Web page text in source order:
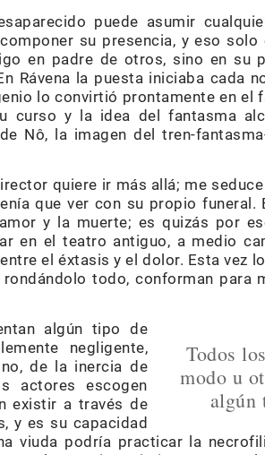
puede asumir
su presencia, y eso solo
en padre de otros, sino en su
Rávena la puesta iniciaba cada
lo convirtió prontamente en el
curso y la idea del fantasma
Nô, la imagen del tren-
quiere ir más allá; me
que ver con su propio funeral.
y la muerte; es quizás por
en el teatro antiguo, a medio
el éxtasis y el dolor. Esta vez
todo, conforman para
Todos
modo u
algún
algún tipo de
negligente,
de la inercia de
actores escogen
existir a través de
y es su capacidad
viuda podría practicar la